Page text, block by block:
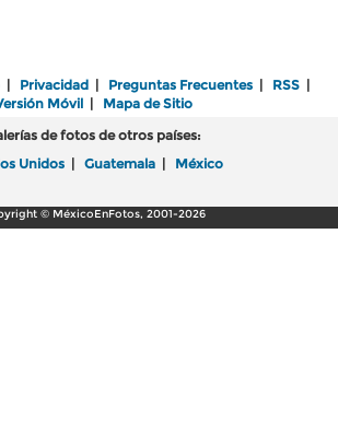
| Privacidad | Preguntas Frecuentes | RSS |
Móvil| Mapa de Sitio
de fotos de otros países:
Unidos | Guatemala | México
© MéxicoEnFotos, 2001-2026